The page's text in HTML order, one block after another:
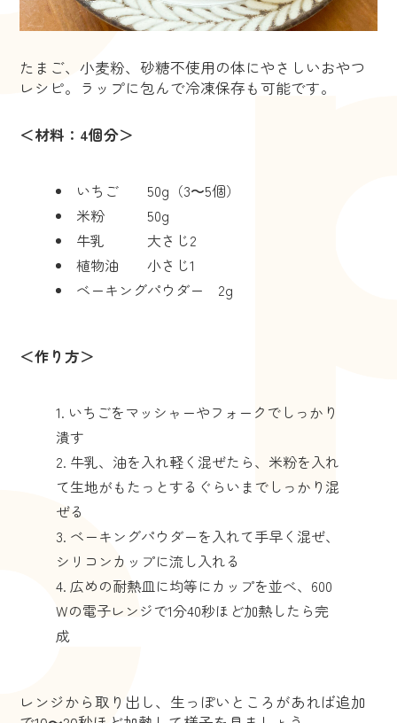
たまご、小麦粉、砂糖不使用の体にやさしいおやつ
レシピ。ラップに包んで冷凍保存も可能です。
＜材料：4個分＞
いちご 50g（3〜5個）
米粉 50g
牛乳 大さじ2
植物油 小さじ1
ベーキングパウダー 2g
＜作り方＞
いちごをマッシャーやフォークでしっかり
潰す
牛乳、油を入れ軽く混ぜたら、米粉を入れ
て生地がもたっとするぐらいまでしっかり混
ぜる
ベーキングパウダーを入れて手早く混ぜ、
シリコンカップに流し入れる
広めの耐熱皿に均等にカップを並べ、600
Wの電子レンジで1分40秒ほど加熱したら完
成
レンジから取り出し、生っぽいところがあれば追加